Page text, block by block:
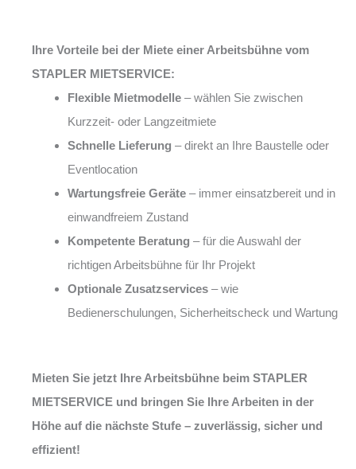
Ihre Vorteile bei der Miete einer Arbeitsbühne vom
STAPLER MIETSERVICE:
Flexible Mietmodelle – wählen Sie zwischen
Kurzzeit- oder Langzeitmiete
Schnelle Lieferung – direkt an Ihre Baustelle oder
Eventlocation
Wartungsfreie Geräte – immer einsatzbereit und in
einwandfreiem Zustand
Kompetente Beratung – für die Auswahl der
richtigen Arbeitsbühne für Ihr Projekt
Optionale Zusatzservices – wie
Bedienerschulungen, Sicherheitscheck und Wartung
Mieten Sie jetzt Ihre Arbeitsbühne beim STAPLER
MIETSERVICE und bringen Sie Ihre Arbeiten in der
Höhe auf die nächste Stufe – zuverlässig, sicher und
effizient!